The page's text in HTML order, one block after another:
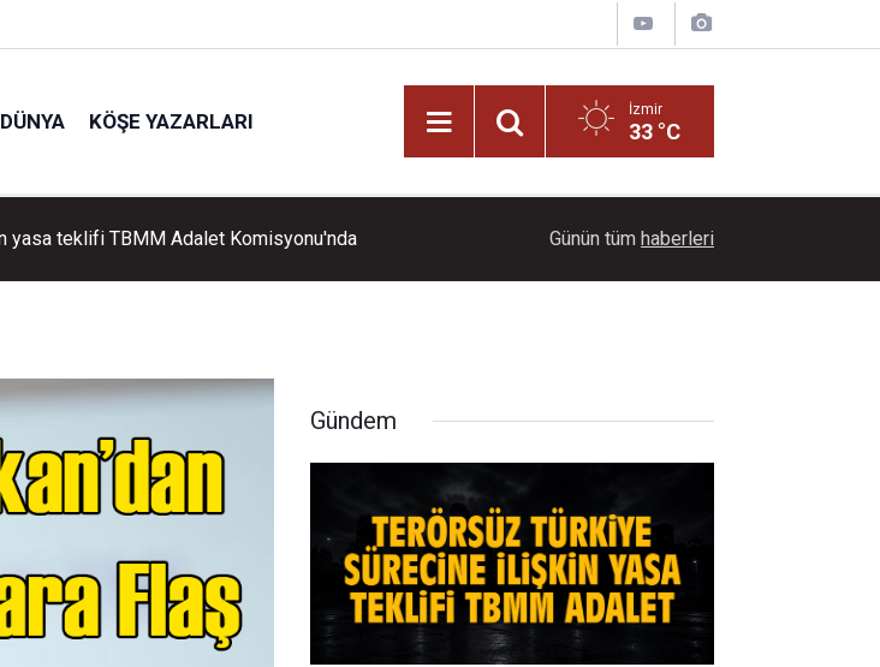
DÜNYA KÖŞE YAZARLARI İzmir
33 °C
FETÖ’cü Burkay Karatepe’nin ablası gözaltına
Günün tüm haberleri
Gündem